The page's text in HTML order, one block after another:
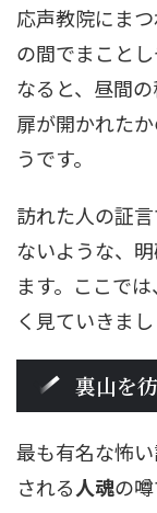
応声教院にま
の間でまこと
なると、昼間
扉が開かれた
うです。
訪れた人の証
ないような、
ます。ここで
く見ていきまし
裏山を
最も有名な怖
される人魂の